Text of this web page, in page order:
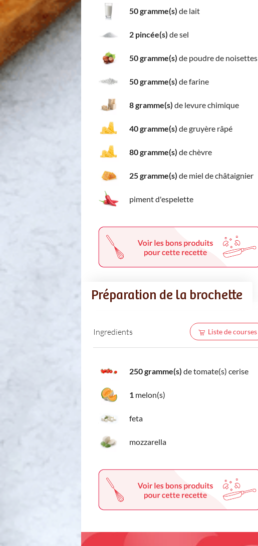
50 gramme(s) de lait
2 pincée(s) de sel
50 gramme(s) de poudre de noisettes
50 gramme(s) de farine
8 gramme(s) de levure chimique
40 gramme(s) de gruyère râpé
80 gramme(s) de chèvre
25 gramme(s) de miel de châtaignier
piment d'espelette
Préparation de la brochette
Ingredients Liste de courses
250 gramme(s) de tomate(s) cerise
1 melon(s)
feta
mozzarella